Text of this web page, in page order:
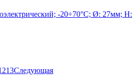
-20÷70°C; Ø: 27мм; H:
13Следующая